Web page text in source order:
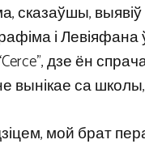
сказаўшы,
і Левіяфана
дзе ён
вынікае са
мой брат